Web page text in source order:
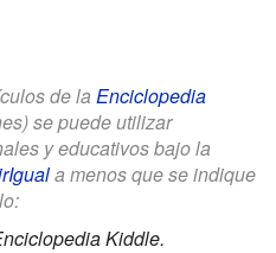
de la Enciclopedia
se puede utilizar
y educativos bajo la
a menos que se indique
Kiddle.